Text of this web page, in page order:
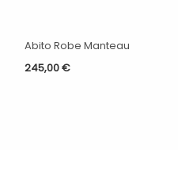
Abito Robe Manteau
245,00€